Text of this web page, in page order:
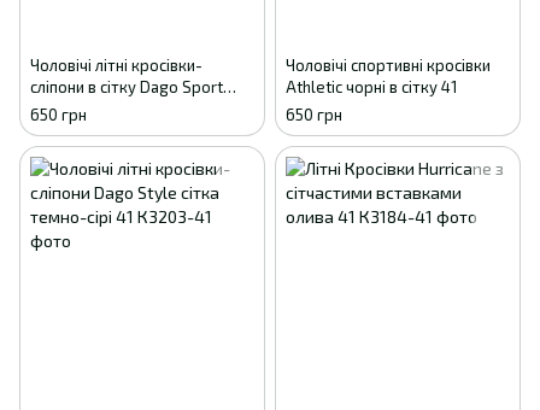
Чоловічі літні кросівки-
сліпони в сітку Dago Sport
хакі (р. 41-45) 41
650 грн
Чоловічі спортивні кросівки
Athletic чорні в сітку 41
650 грн